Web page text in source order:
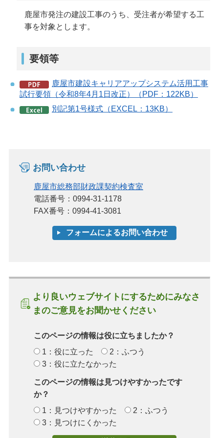
鹿屋市発注の建設工事のうち、受注者が希望する工
事を対象とします。
要領等
鹿屋市建設キャリアアップシステム活用工事
試行要領（令和8年4月1日改正）（PDF：122KB）
別記第1号様式（EXCEL：13KB）
お問い合わせ
鹿屋市総務部財政課契約検査室
電話番号：0994-31-1178
FAX番号：0994-41-3081
より良いウェブサイトにするためにみなさ
まのご意見をお聞かせください
このページの情報は役に立ちましたか？
1：役に立った
2：ふつう
3：役に立たなかった
このページの情報は見つけやすかったです
か？
1：見つけやすかった
2：ふつう
3：見つけにくかった